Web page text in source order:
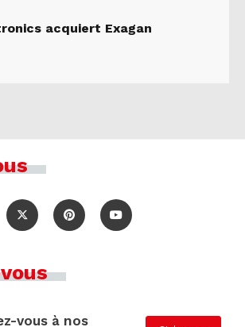
acquiert Exagan
vous à nos